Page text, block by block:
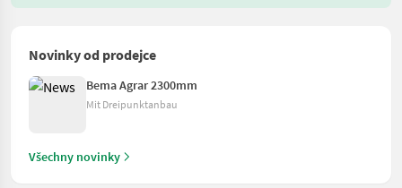
Novinky od prodejce
Bema Agrar 2300mm
Mit Dreipunktanbau
Všechny novinky